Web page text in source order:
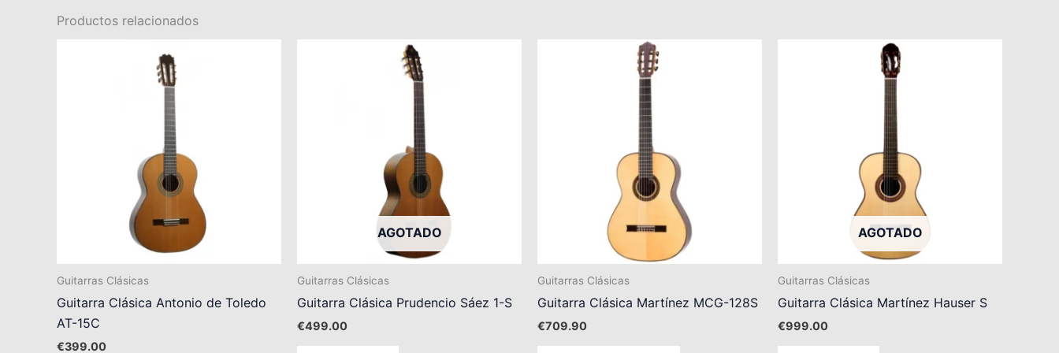
Productos relacionados
Guitarras Clásicas
Guitarra Clásica Antonio de Toledo
AT-15C
€399.00
AGOTADO
Guitarras Clásicas
Guitarra Clásica Prudencio Sáez 1-S
€499.00
Guitarras Clásicas
Guitarra Clásica Martínez MCG-128S
€709.90
AGOTADO
Guitarras Clásicas
Guitarra Clásica Martínez Hauser S
€999.00